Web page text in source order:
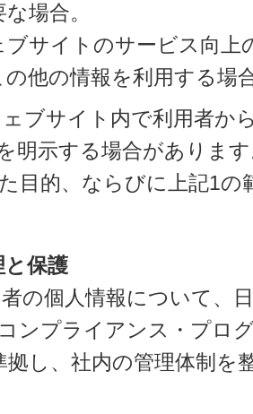
場合。
ブサイトのサービス向上
の他の情報を利用する場
ブサイト内で利用者か
明示する場合がありま
目的、ならびに上記1の
と保護
の個人情報について、
ンプライアンス・プロ
拠し、社内の管理体制を